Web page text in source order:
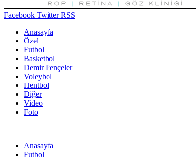
Facebook TwitterRSS
Anasayfa
Özel
Futbol
Basketbol
Demir Pençeler
Voleybol
Hentbol
Diğer
Video
Foto
Anasayfa
Futbol